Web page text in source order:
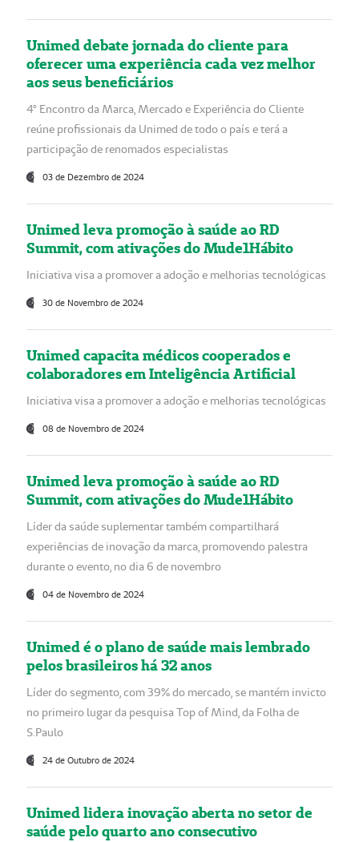
Unimed debate jornada do cliente para
oferecer uma experiência cada vez melhor
aos seus beneficiários
4º Encontro da Marca, Mercado e Experiência do Cliente
reúne profissionais da Unimed de todo o país e terá a
participação de renomados especialistas
03 de Dezembro de 2024
Unimed leva promoção à saúde ao RD
Summit, com ativações do Mude1Hábito
Iniciativa visa a promover a adoção e melhorias tecnológicas
30 de Novembro de 2024
Unimed capacita médicos cooperados e
colaboradores em Inteligência Artificial
Iniciativa visa a promover a adoção e melhorias tecnológicas
08 de Novembro de 2024
Unimed leva promoção à saúde ao RD
Summit, com ativações do Mude1Hábito
Líder da saúde suplementar também compartilhará
experiências de inovação da marca, promovendo palestra
durante o evento, no dia 6 de novembro
04 de Novembro de 2024
Unimed é o plano de saúde mais lembrado
pelos brasileiros há 32 anos
Líder do segmento, com 39% do mercado, se mantém invicto
no primeiro lugar da pesquisa Top of Mind, da Folha de
S.Paulo
24 de Outubro de 2024
Unimed lidera inovação aberta no setor de
saúde pelo quarto ano consecutivo